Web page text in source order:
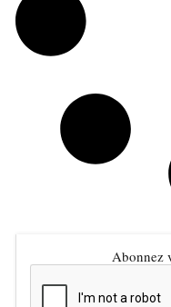
Abonnez